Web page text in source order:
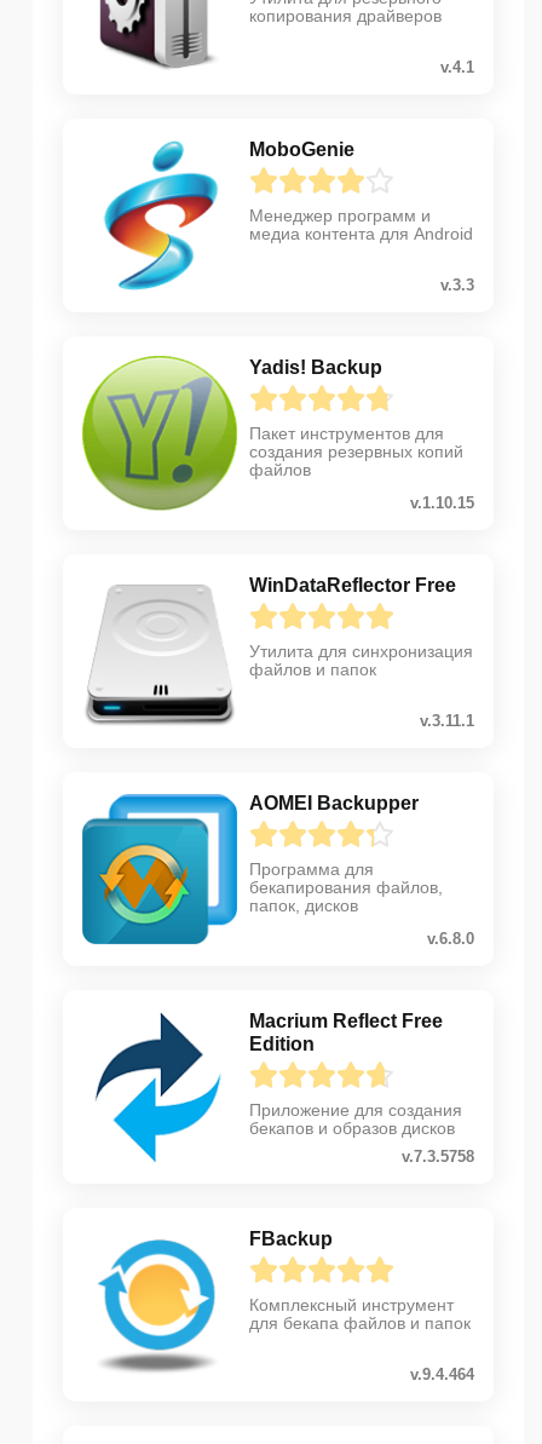
копирования драйверов
v.4.1
MoboGenie
Менеджер программ и
медиа контента для Android
v.3.3
Yadis! Backup
Пакет инструментов для
создания резервных копий
файлов
v.1.10.15
WinDataReflector Free
Утилита для синхронизация
файлов и папок
v.3.11.1
AOMEI Backupper
Программа для
бекапирования файлов,
папок, дисков
v.6.8.0
Macrium Reflect Free
Edition
Приложение для создания
бекапов и образов дисков
v.7.3.5758
FBackup
Комплексный инструмент
для бекапа файлов и папок
v.9.4.464